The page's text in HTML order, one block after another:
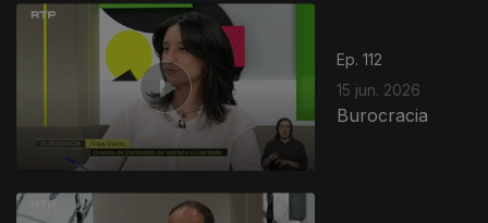
Ep. 112
15 jun. 2026
Burocracia
935317